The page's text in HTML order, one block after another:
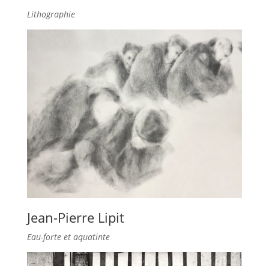
Lithographie
Jean-Pierre Lipit
Eau-forte et aquatinte